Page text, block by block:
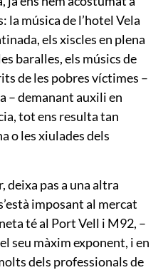
la música de l’hotel Vela
els xiscles en plena
baralles, els músics de
de les pobres víctimes –
– demanant auxili en
tot ens resulta tan
o les xiulades dels
deixa pas a una altra
imposant al mercat
té al Port Vell i M92, –
seu màxim exponent, i en
dels professionals de